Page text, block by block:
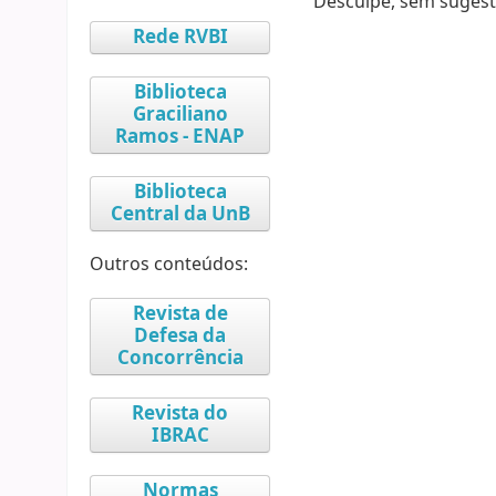
Rede RVBI
Biblioteca
Graciliano
Ramos - ENAP
Biblioteca
Central da UnB
Outros conteúdos:
Revista de
Defesa da
Concorrência
Revista do
IBRAC